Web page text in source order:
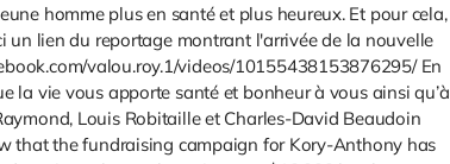
homme plus en santé et plus heureux. Et pour cela,
un lien du reportage montrant l'arrivée de la nouvelle
valou.roy.1/videos/10155438153876295/ En
la vie vous apporte santé et bonheur à vous ainsi qu’à
Louis Robitaille et Charles-David Beaudoin
that the fundraising campaign for Kory-Anthony has